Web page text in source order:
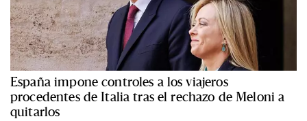
España impone controles a los viajeros
procedentes de Italia tras el rechazo de Meloni a
quitarlos